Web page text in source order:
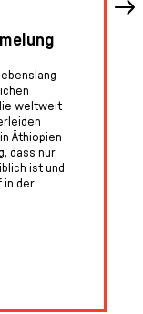
weltweit
Äthiopien
dass nur
ist und
in der